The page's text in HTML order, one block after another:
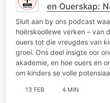
en Ouerskap:
Helikopter-
Sluit aan by ons podcast
hoërskoollewe verken – van
ouers tot die vreugdes van
groei. Ons deel insigte oor
akademie, en hoe ouers en
om kinders se volle
13 FEB 4 MIN